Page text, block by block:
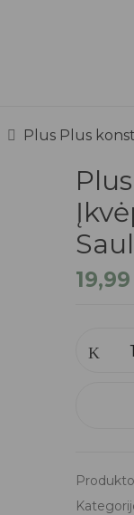
Plus Plus
19,99
kiekis:
Van
Gogh